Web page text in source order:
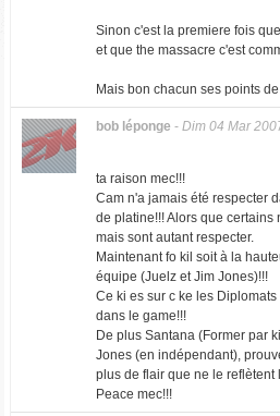
Sinon c'est la premiere fois
et que the massacre c'est
Mais bon chacun ses points
bob léponge - Dim 04 Mar
ta raison mec!!!
Cam n'a jamais été respecter
de platine!!! Alors que certains
mais sont autant respecter.
Maintenant fo kil soit à la
équipe (Juelz et Jim Jones)!!!
Ce ki es sur c ke les
dans le game!!!
De plus Santana (Former par
Jones (en indépendant),
plus de flair que ne le reflètent
Peace mec!!!